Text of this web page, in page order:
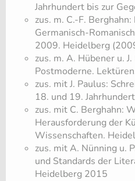
Jahrhundert bis zur
zus. m. C.-F.
Germanisch-
2009. Heidelberg
zus. m. A. Hübener u.
Postmoderne.
zus. mit J. Paulus:
18. und 19.
zus. mit C. Berghahn:
Herausforderung der
Wissenschaften.
zus. mit A. Nünning u.
und Standards der
Heidelberg 2015